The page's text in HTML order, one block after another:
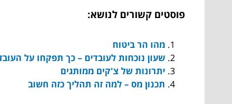
פוסטים קשורים לנושא:
מהו הר ביטוח
שעון נוכחות לעובדים – כך תפקחו על
יתרונות של צ'קים ממותגים
תכנון מס – למה זה תהליך כזה חשוב